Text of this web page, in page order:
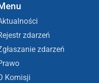
zdarzeń
zdarzeń
Komisji